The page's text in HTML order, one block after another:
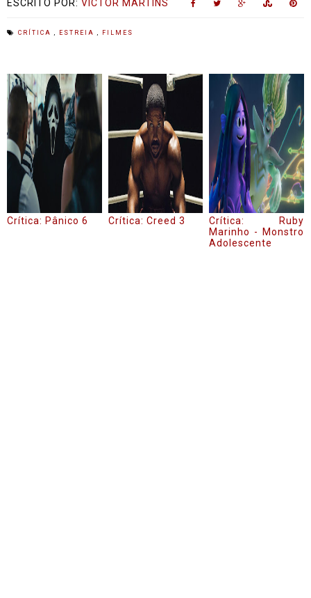
ESCRITO POR: VICTOR MARTINS
CRÍTICA , ESTREIA , FILMES
Crítica: Pânico 6 Crítica: Creed 3
Crítica: Ruby
Marinho - Monstro
Adolescente